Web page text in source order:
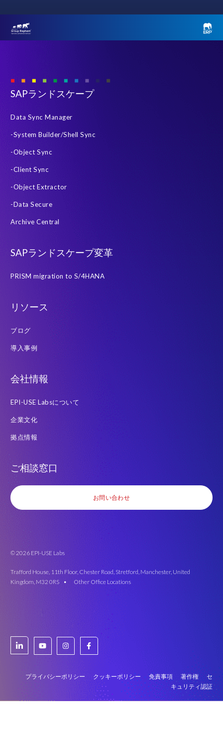
姓*
メッセージ
れらの配信は、いつでも配信停止することができます。
SAPランドスケープ
Data Sync Manager
-System Builder/Shell Sync
-Object Sync
-Client Sync
-Object Extractor
-Data Secure
Archive Central
SAPランドスケープ変革
PRISM migration to S/4HANA
リソース
ブログ
導入事例
会社情報
EPI-USE Labsについて
企業文化
拠点情報
ご相談窓口
お問い合わせ
© 2026 EPI-USE Labs
Trafford House, 11th Floor, Chester Road, Stretford, Manchester, United
Kingdom, M32 0RS •
Other Office Locations
プライバシーポリシー クッキーポリシー 免責事項 著作権
セ
キュリティ認証